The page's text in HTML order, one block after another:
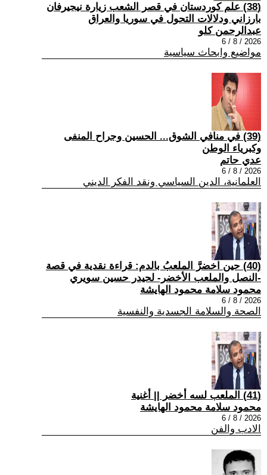
(38) علم كوردستان في قصر الشعب زيارة نيجيرفان
بارزاني ودلالات التحول في سوريا والعراق
عبدالرحمن كلو
2026 / 8 / 6
مواضيع وابحاث سياسية
(39) في منافي الشوق... الحسين وجراح المنفى
وكبرياء الوطن
عدي حاتم
2026 / 8 / 6
العلمانية، الدين السياسي ونقد الفكر الديني
(40) حين اخضرَّ الملعبُ بالدم: قراءة نقدية في قصة
-النصل والملعب الأخضر- لحيدر حسين سويري
محمود سلامة محمود الهايشة
2026 / 8 / 6
الصحة والسلامة الجسدية والنفسية
(41) الملعب لسه أخضر || أغنية
محمود سلامة محمود الهايشة
2026 / 8 / 6
الادب والفن